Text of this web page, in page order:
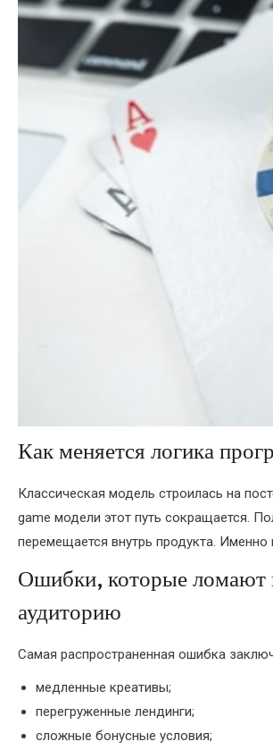
Как меняется логика
Классическая модель строилась на
game модели этот путь сокращается.
перемещается внутрь продукта.
Ошибки, которые ломают
аудиторию
Самая распространенная ошибка
медленные креативы;
перегруженные лендинги;
сложные бонусные условия;